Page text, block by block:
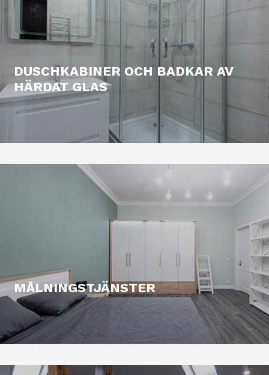
DUSCHKABINER OCH BADKAR AV
HÄRDAT GLAS
MÅLNINGSTJÄNSTER